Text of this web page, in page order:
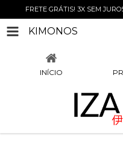
FRETE GRÁTIS! 3X SEM
KIMONOS
INÍCIO